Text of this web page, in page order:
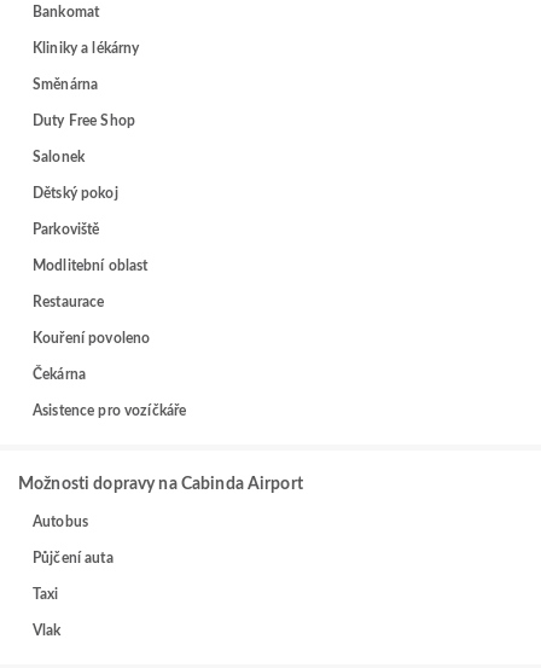
Bankomat
Kliniky a lékárny
Směnárna
Duty Free Shop
Salonek
Dětský pokoj
Parkoviště
Modlitební oblast
Restaurace
Kouření povoleno
Čekárna
Asistence pro vozíčkáře
Možnosti dopravy na Cabinda Airport
Autobus
Půjčení auta
Taxi
Vlak